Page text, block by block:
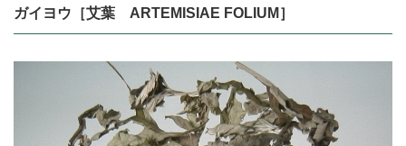
ガイヨウ［艾葉 ARTEMISIAE FOLIUM］